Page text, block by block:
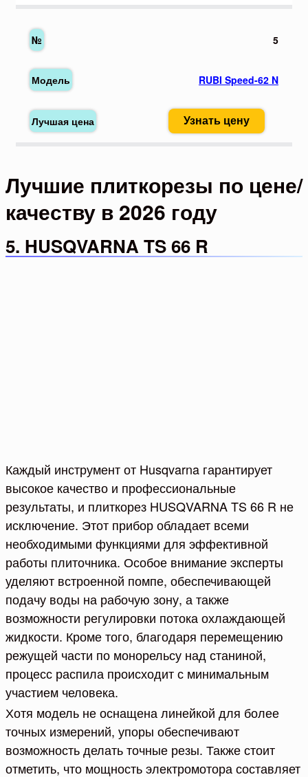
5
RUBI Speed-62 N
Узнать цену
Лучшие плиткорезы по цене/
качеству в 2026 году
5. HUSQVARNA TS 66 R
Каждый инструмент от Husqvarna гарантирует
высокое качество и профессиональные
результаты, и плиткорез HUSQVARNA TS 66 R не
исключение. Этот прибор обладает всеми
необходимыми функциями для эффективной
работы плиточника. Особое внимание эксперты
уделяют встроенной помпе, обеспечивающей
подачу воды на рабочую зону, а также
возможности регулировки потока охлаждающей
жидкости. Кроме того, благодаря перемещению
режущей части по монорельсу над станиной,
процесс распила происходит с минимальным
участием человека.
Хотя модель не оснащена линейкой для более
точных измерений, упоры обеспечивают
возможность делать точные резы. Также стоит
отметить, что мощность электромотора составляет